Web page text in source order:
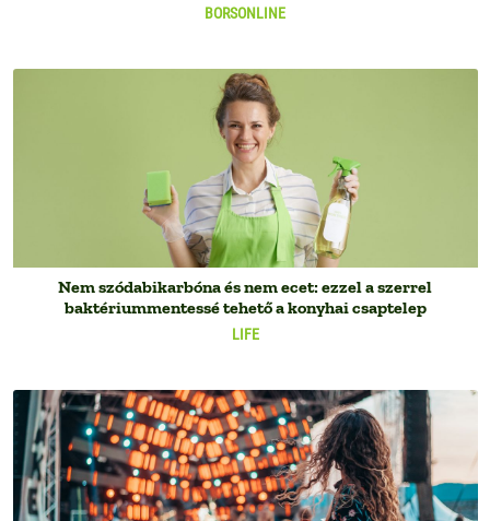
BORSONLINE
LIFE
Nem szódabikarbóna és nem ecet: ezzel a szerrel
baktériummentessé tehető a konyhai csaptelep